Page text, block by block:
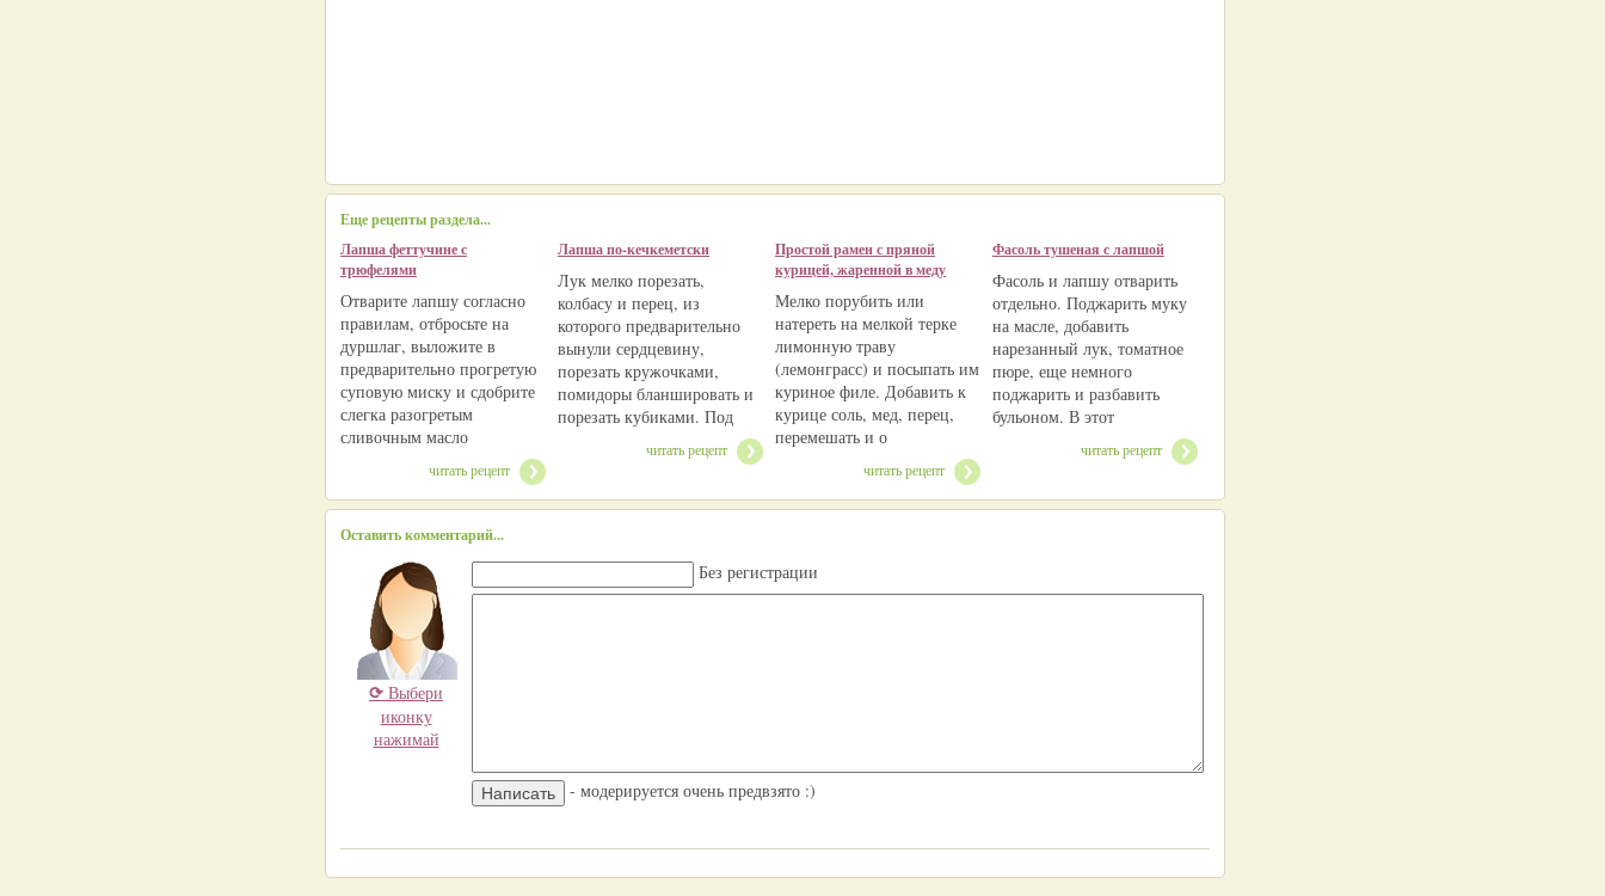
Еще рецепты раздела...
Лапша феттучине с
трюфелями
Отварите лапшу согласно
правилам, отбросьте на
дуршлаг, выложите в
предварительно прогретую
суповую миску и сдобрите
слегка разогретым
сливочным масло
читать рецепт
Лапша по-кечкеметски
Лук мелко порезать,
колбасу и перец, из
которого предварительно
вынули сердцевину,
порезать кружочками,
помидоры бланшировать и
порезать кубиками. Под
читать рецепт
Простой рамен с пряной
курицей, жаренной в меду
Мелко порубить или
натереть на мелкой терке
лимонную траву
(лемонграсс) и посыпать им
куриное филе. Добавить к
курице соль, мед, перец,
перемешать и о
читать рецепт
Фасоль тушеная с лапшой
Фасоль и лапшу отварить
отдельно. Поджарить муку
на масле, добавить
нарезанный лук, томатное
пюре, еще немного
поджарить и разбавить
бульоном. В этот
читать рецепт
Оставить комментарий...
⟳ Выбери
иконку
нажимай
Без регистрации
- модерируется очень предвзято :)